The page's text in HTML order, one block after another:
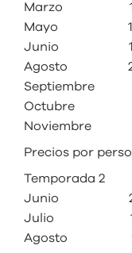
Marzo
Mayo
Junio
Agosto
Septiembre
Octubre
Noviembre
Precios por
Temporada 2
Junio
Julio 12,
Agosto